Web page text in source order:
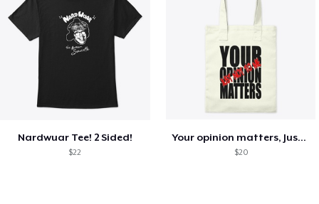
Nardwuar Tee! 2 Sided!
$22
Your opinion matters, Just not to me!
$20